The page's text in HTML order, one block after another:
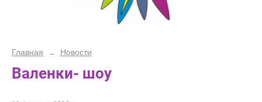
Главная → Новости
Валенки- шоу